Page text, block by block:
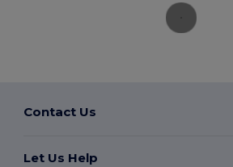
Contact Us
Let Us Help